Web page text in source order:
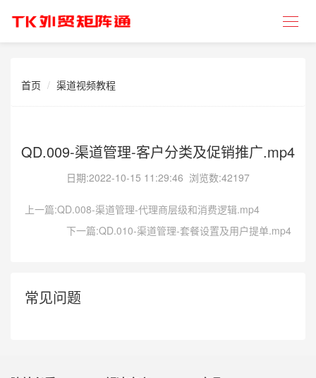
首页 渠道视频教程
QD.009-渠道管理-客户分类及促销推广.mp4
日期:2022-10-15 11:29:46 浏览数:42197
上一篇:QD.008-渠道管理-代理商层级和消费逻辑.mp4
下一篇:QD.010-渠道管理-套餐设置及用户提单.mp4
常见问题